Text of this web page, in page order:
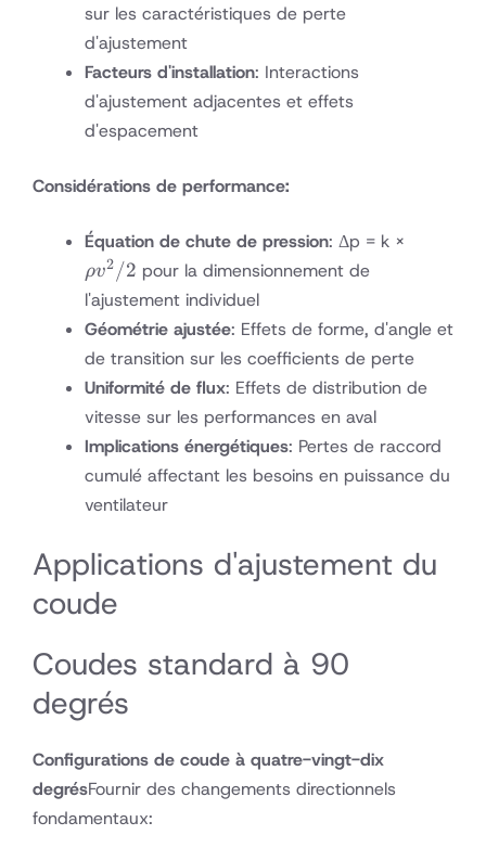
sur les caractéristiques de perte
d'ajustement
Facteurs d'installation: Interactions
d'ajustement adjacentes et effets
d'espacement
Considérations de performance:
Équation de chute de pression: Δp = k ×
ρv2 /2 pour la dimensionnement de
l'ajustement individuel
Géométrie ajustée: Effets de forme, d'angle et
de transition sur les coefficients de perte
Uniformité de flux: Effets de distribution de
vitesse sur les performances en aval
Implications énergétiques: Pertes de raccord
cumulé affectant les besoins en puissance du
ventilateur
Applications d'ajustement du
coude
Coudes standard à 90
degrés
Configurations de coude à quatre-vingt-dix
degrésFournir des changements directionnels
fondamentaux: